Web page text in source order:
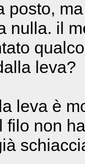
posto,
nulla. il
leva?
leva è
filo non